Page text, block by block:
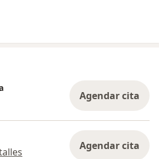
Agendar cita
Agendar cita